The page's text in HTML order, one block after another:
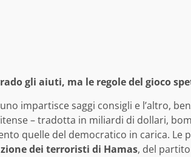
gli aiuti, ma le regole del gioco
impartisce saggi consigli e l’altro,
– tradotta in miliardi di dollari,
quelle del democratico in carica. Le
dei terroristi di Hamas, del